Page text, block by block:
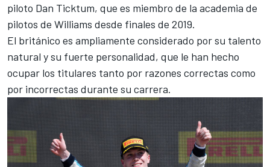
piloto Dan Ticktum, que es miembro de la academia de
pilotos de Williams desde finales de 2019.
El británico es ampliamente considerado por su talento
natural y su fuerte personalidad, que le han hecho
ocupar los titulares tanto por razones correctas como
por incorrectas durante su carrera.